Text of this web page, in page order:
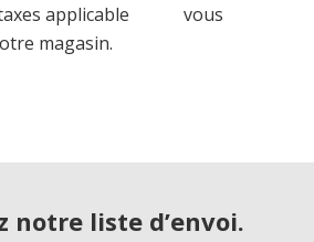
applicable
magasin.
vous
notre liste d’envoi.